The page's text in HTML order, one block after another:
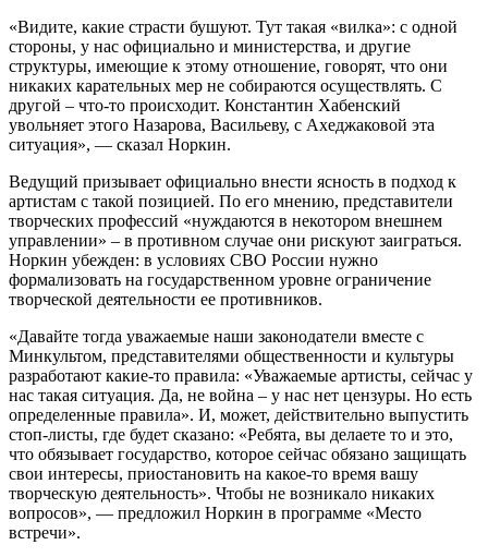
«Видите, какие страсти бушуют. Тут такая «вилка»: с одной
стороны, у нас официально и министерства, и другие
структуры, имеющие к этому отношение, говорят, что они
никаких карательных мер не собираются осуществлять. С
другой – что-то происходит. Константин Хабенский
увольняет этого Назарова, Васильеву, с Ахеджаковой эта
ситуация», — сказал Норкин.
Ведущий призывает официально внести ясность в подход к
артистам с такой позицией. По его мнению, представители
творческих профессий «нуждаются в некотором внешнем
управлении» – в противном случае они рискуют заиграться.
Норкин убежден: в условиях СВО России нужно
формализовать на государственном уровне ограничение
творческой деятельности ее противников.
«Давайте тогда уважаемые наши законодатели вместе с
Минкультом, представителями общественности и культуры
разработают какие-то правила: «Уважаемые артисты, сейчас у
нас такая ситуация. Да, не война – у нас нет цензуры. Но есть
определенные правила». И, может, действительно выпустить
стоп-листы, где будет сказано: «Ребята, вы делаете то и это,
что обязывает государство, которое сейчас обязано защищать
свои интересы, приостановить на какое-то время вашу
творческую деятельность». Чтобы не возникало никаких
вопросов», — предложил Норкин в программе «Место
встречи».